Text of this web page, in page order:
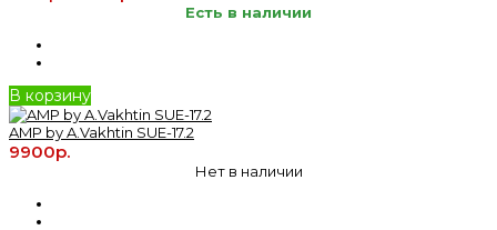
Есть в наличии
В корзину
AMP by A.Vakhtin SUE-17.2
9900р.
Нет в наличии